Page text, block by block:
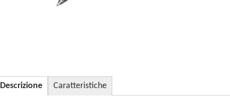
Descrizione Caratteristiche